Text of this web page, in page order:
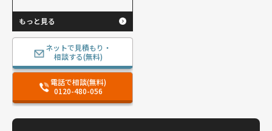
もっと見る
ネットで見積もり・
相談する(無料)
電話で相談(無料)
0120-480-056